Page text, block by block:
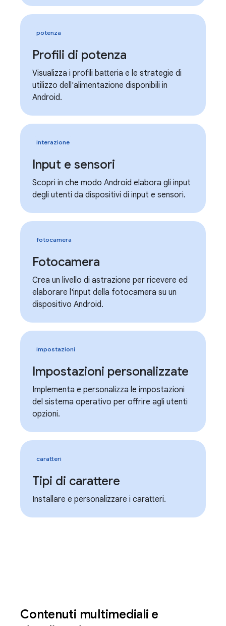
potenza
Profili di potenza
Visualizza i profili batteria e le strategie di
utilizzo dell'alimentazione disponibili in
Android.
interazione
Input e sensori
Scopri in che modo Android elabora gli input
degli utenti da dispositivi di input e sensori.
fotocamera
Fotocamera
Crea un livello di astrazione per ricevere ed
elaborare l'input della fotocamera su un
dispositivo Android.
impostazioni
Impostazioni personalizzate
Implementa e personalizza le impostazioni
del sistema operativo per offrire agli utenti
opzioni.
caratteri
Tipi di carattere
Installare e personalizzare i caratteri.
Contenuti multimediali e